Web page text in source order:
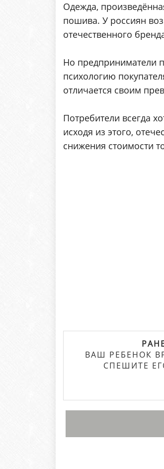
Одежда,
пошива. У россиян
отечественного
Но предприниматели
психологию
отличается своим
Потребители всегда
исходя из этого,
снижения стоимости
ВАШ РЕБЕНОК
СПЕШИТЕ